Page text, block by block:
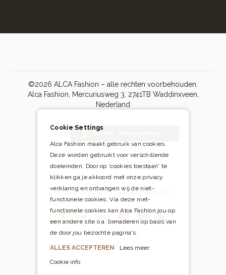
©2026 ALCA Fashion – alle rechten voorbehouden.
Alca Fashion, Mercuriusweg 3, 2741TB Waddinxveen,
Nederland
BELGIË - NEDERLANDS
DEALER LOGIN
Betaal veilig én gemakkelijk via
Cookie Settings
Alca Fashion maakt gebruik van cookies.
Deze worden gebruikt voor verschillende
doeleinden. Door op 'cookies toestaan' te
klikken ga je akkoord met onze privacy
verklaring en ontvangen wij de niet-
functionele cookies. Via deze niet-
functionele cookies kan Alca Fashion jou op
een andere site o.a. benaderen op basis van
de door jou bezochte pagina's.
ALLES ACCEPTEREN
Lees meer
Cookie info